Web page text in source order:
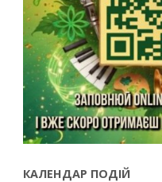
КАЛЕНДАР ПОДІЙ